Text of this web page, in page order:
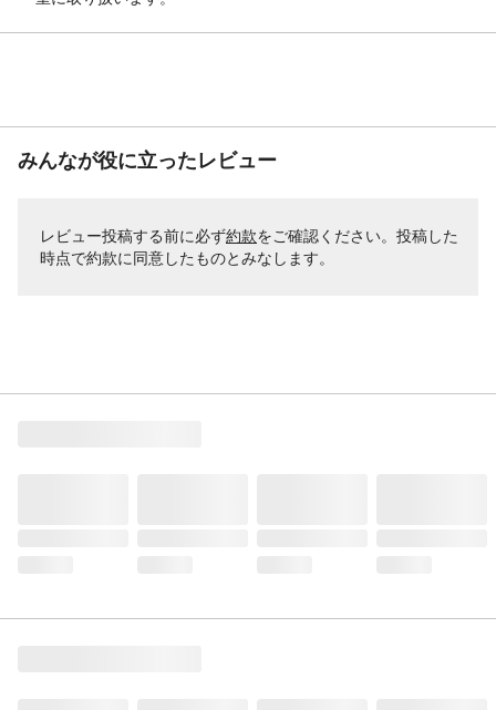
みんなが役に立ったレビュー
レビュー投稿する前に必ず約款をご確認ください。投稿した
時点で約款に同意したものとみなします。